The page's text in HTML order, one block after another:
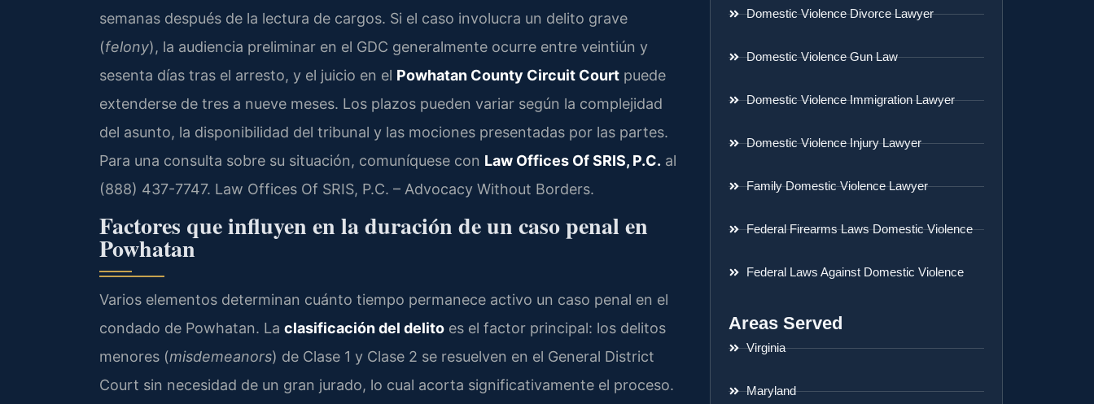
semanas después de la lectura de cargos. Si el caso involucra un delito grave
(felony), la audiencia preliminar en el GDC generalmente ocurre entre veintiún y
sesenta días tras el arresto, y el juicio en el Powhatan County Circuit Court puede
extenderse de tres a nueve meses. Los plazos pueden variar según la complejidad
del asunto, la disponibilidad del tribunal y las mociones presentadas por las partes.
Para una consulta sobre su situación, comuníquese con Law Offices Of SRIS, P.C. al
(888) 437-7747. Law Offices Of SRIS, P.C. – Advocacy Without Borders.
Factores que influyen en la duración de un caso penal en
Powhatan
Varios elementos determinan cuánto tiempo permanece activo un caso penal en el
condado de Powhatan. La clasificación del delito es el factor principal: los delitos
menores (misdemeanors) de Clase 1 y Clase 2 se resuelven en el General District
Court sin necesidad de un gran jurado, lo cual acorta significativamente el proceso.
Domestic Violence Divorce Lawyer
Domestic Violence Gun Law
Domestic Violence Immigration Lawyer
Domestic Violence Injury Lawyer
Family Domestic Violence Lawyer
Federal Firearms Laws Domestic Violence
Federal Laws Against Domestic Violence
Areas Served
Virginia
Maryland